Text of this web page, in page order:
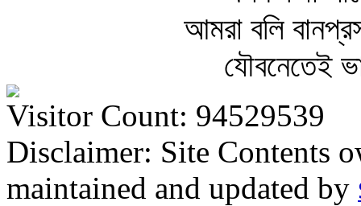
আমরা বলি
যৌবনেতেই
Visitor Count: 94529539
Disclaimer: Site Contents
maintained and updated by